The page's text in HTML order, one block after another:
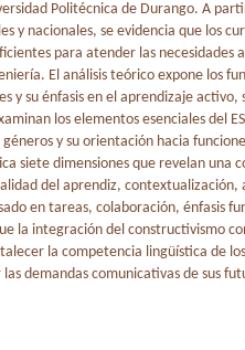
Politécnica de Durango. A
y nacionales, se evidencia que los
para atender las necesidades
El análisis teórico expone los
y su énfasis en el aprendizaje activo,
los elementos esenciales del
y su orientación hacia
siete dimensiones que revelan una
del aprendiz, contextualización,
en tareas, colaboración, énfasis
la integración del constructivismo
la competencia lingüística de
demandas comunicativas de sus